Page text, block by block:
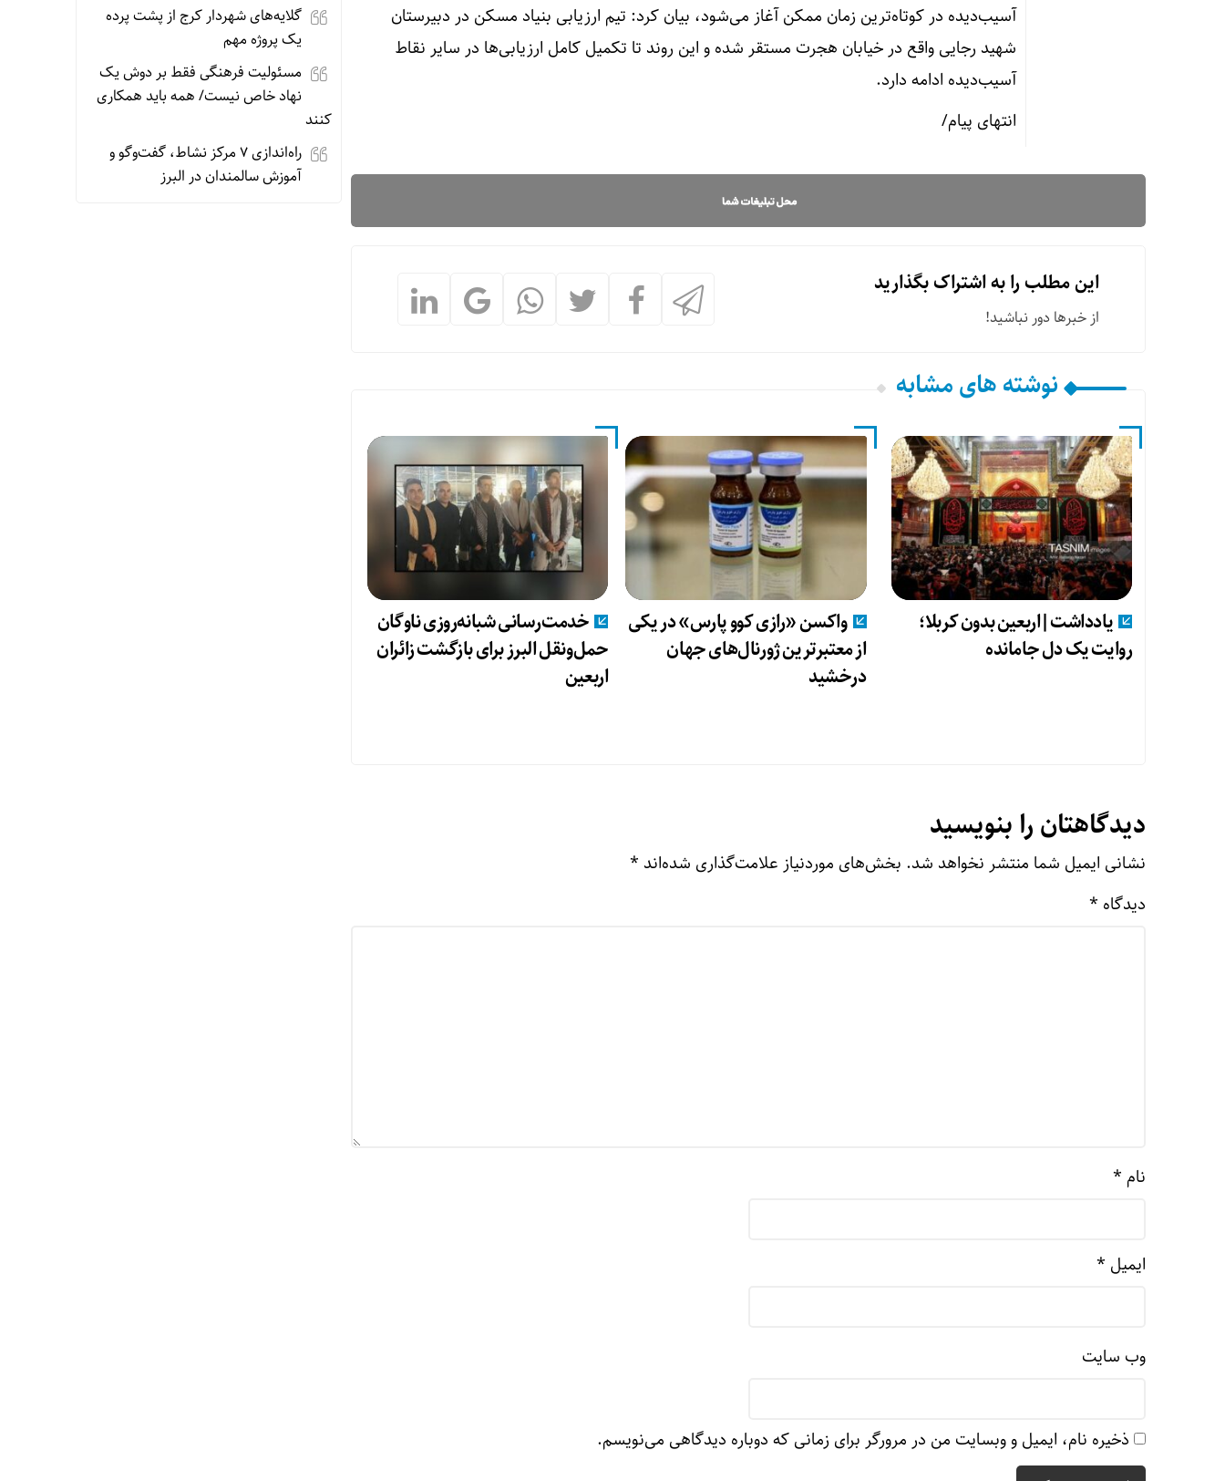
آسیب‌دیده در کوتاه‌ترین زمان ممکن آغاز می‌شود، بیان کرد: تیم ارزیابی بنیاد مسکن در دبیرستان
شهید رجایی واقع در خیابان هجرت مستقر شده‌ و این روند تا تکمیل کامل ارزیابی‌ها در سایر نقاط
آسیب‌دیده ادامه دارد.
انتهای پیام/
این مطلب را به اشتراک بگذارید
از خبرها دور نباشید!
نوشته های مشابه
یادداشت|اربعین بدون کربلا؛
روایت یک دل جامانده
واکسن «رازی کوو پارس» در یکی
از معتبرترین ژورنال‌های جهان
درخشید
خدمت‌رسانی شبانه‌روزی ناوگان
حمل‌ونقل البرز برای بازگشت زائران
اربعین
دیدگاهتان را بنویسید
نشانی ایمیل شما منتشر نخواهد شد. بخش‌های موردنیاز علامت‌گذاری شده‌اند *
دیدگاه *
نام *
ایمیل *
وب‌ سایت
ذخیره نام، ایمیل و وبسایت من در مرورگر برای زمانی که دوباره دیدگاهی می‌نویسم.
گلایه‌های شهردار کرج از پشت پرده
یک پروژه مهم
مسئولیت فرهنگی فقط بر دوش یک
نهاد خاص نیست/ همه باید همکاری
کنند
راه‌اندازی ۷ مرکز نشاط، گفت‌وگو و
آموزش سالمندان در البرز